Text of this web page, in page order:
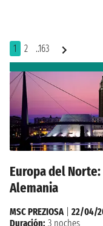
1 2 ..163
Europa del Norte:
Alemania
MSC PREZIOSA
22/04/
Duración: 3 noches